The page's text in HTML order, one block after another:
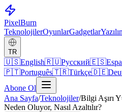
PixelBurn
TeknolojilerOyunlarGadgetlar
TR
🇺🇸English🇷🇺Русский🇪🇸
🇵🇹Português🇹🇷Türkçe🇩🇪
Abone Ol
Ana Sayfa/Teknolojiler/Bilgi Aşırı
Neden Oluyor, Nasıl Azaltılır?